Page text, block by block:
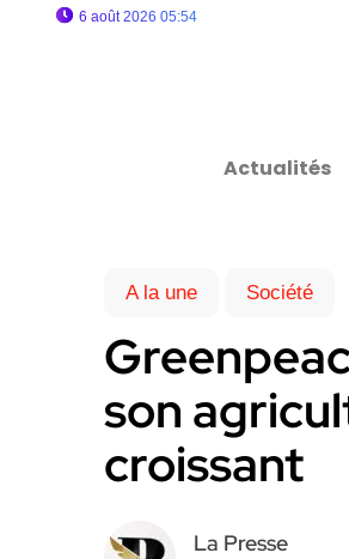
6 août 2026 05:54
Actualités
A la une Société
son
croissant
La Presse